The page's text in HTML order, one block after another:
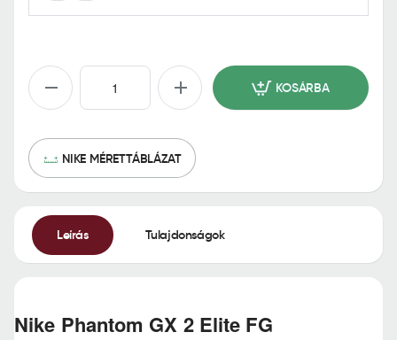
KOSÁRBA
NIKE MÉRETTÁBLÁZAT
Leírás Tulajdonságok
Nike Phantom GX 2 Elite FG